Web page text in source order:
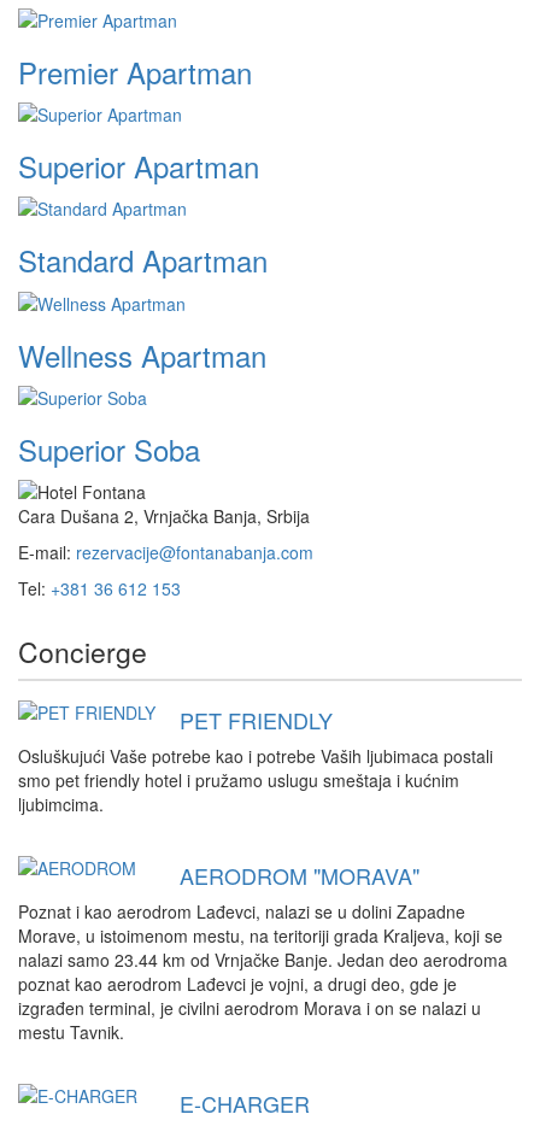
Premier Apartman
Superior Apartman
Standard Apartman
Wellness Apartman
Superior Soba
Cara Dušana 2, Vrnjačka Banja, Srbija
E-mail: rezervacije@fontanabanja.com
Tel: +381 36 612 153
Concierge
PET FRIENDLY
Osluškujući Vaše potrebe kao i potrebe Vaših ljubimaca postali
smo pet friendly hotel i pružamo uslugu smeštaja i kućnim
ljubimcima.
AERODROM "MORAVA"
Poznat i kao aerodrom Lađevci, nalazi se u dolini Zapadne
Morave, u istoimenom mestu, na teritoriji grada Kraljeva, koji se
nalazi samo 23.44 km od Vrnjačke Banje. Jedan deo aerodroma
poznat kao aerodrom Lađevci je vojni, a drugi deo, gde je
izgrađen terminal, je civilni aerodrom Morava i on se nalazi u
mestu Tavnik.
E-CHARGER